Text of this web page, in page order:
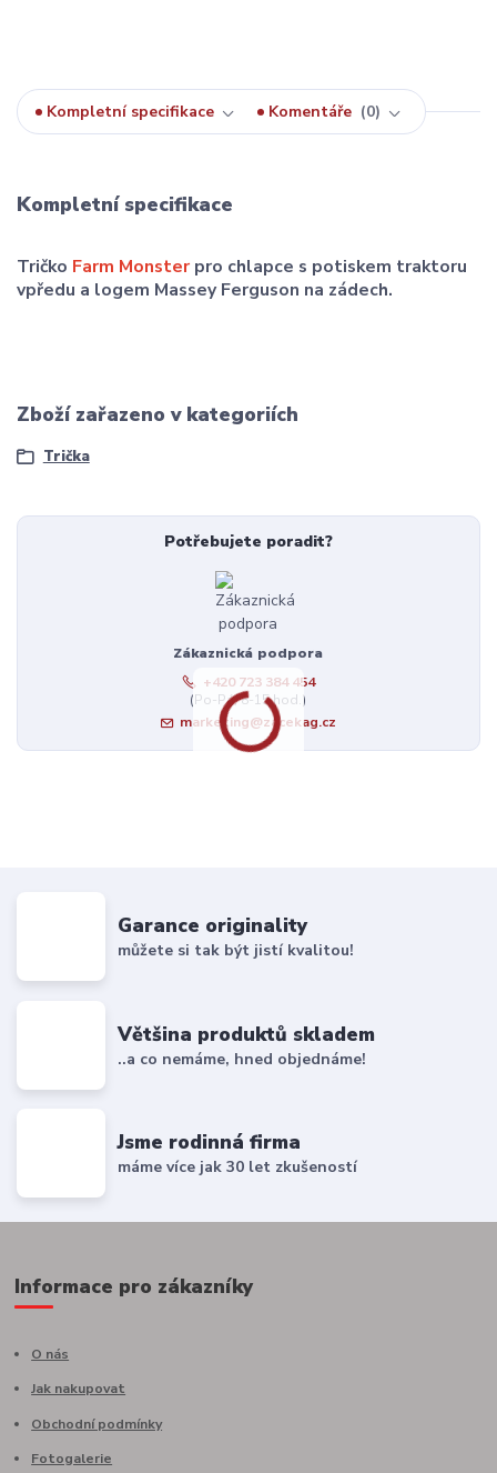
Kompletní specifikace Komentáře 0
Kompletní specifikace
Tričko Farm Monster pro chlapce s potiskem traktoru
vpředu a logem Massey Ferguson na zádech.
Zboží zařazeno v kategoriích
Trička
Potřebujete poradit?
Zákaznická podpora
+420 723 384 454
(Po-Pá, 8-15 hod.)
marketing@zacekag.cz
Garance originality
můžete si tak být jistí kvalitou!
Většina produktů skladem
..a co nemáme, hned objednáme!
Jsme rodinná firma
máme více jak 30 let zkušeností
Informace pro zákazníky
O nás
Jak nakupovat
Obchodní podmínky
Fotogalerie